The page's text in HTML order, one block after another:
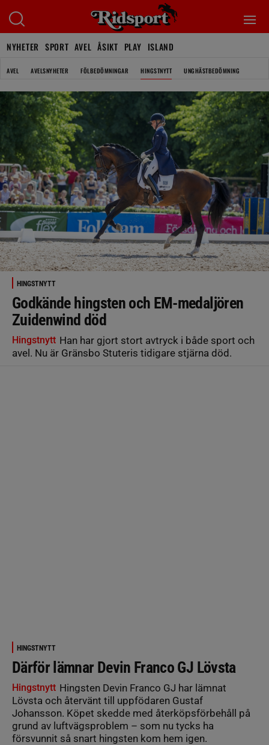
NYHETER SPORT AVEL ÅSIKT PLAY ISLAND
AVEL AVELSNYHETER FÖLBEDÖMNINGAR HINGSTNYTT UNGHÄSTBEDÖMNING
HINGSTNYTT
Godkände hingsten och EM-medaljören
Zuidenwind död
Hingstnytt Han har gjort stort avtryck i både sport och
avel. Nu är Gränsbo Stuteris tidigare stjärna död.
HINGSTNYTT
Därför lämnar Devin Franco GJ Lövsta
Hingstnytt Hingsten Devin Franco GJ har lämnat
Lövsta och återvänt till uppfödaren Gustaf
Johansson. Köpet skedde med återköpsförbehåll på
grund av luftvägsproblem – som nu tycks ha
försvunnit så snart hingsten kom hem igen.